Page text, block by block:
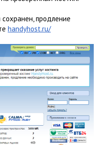
сохранен, продление
handyhost.ru/